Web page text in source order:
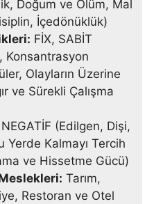
Doğum ve Ölüm, Mal
İçedönüklük)
FİX, SABİT
Konsantrasyon
Olayların Üzerine
ve Sürekli Çalışma
NEGATİF (Edilgen, Dişi,
Yerde Kalmayı Tercih
ve Hissetme Gücü)
Tarım,
Restoran ve Otel